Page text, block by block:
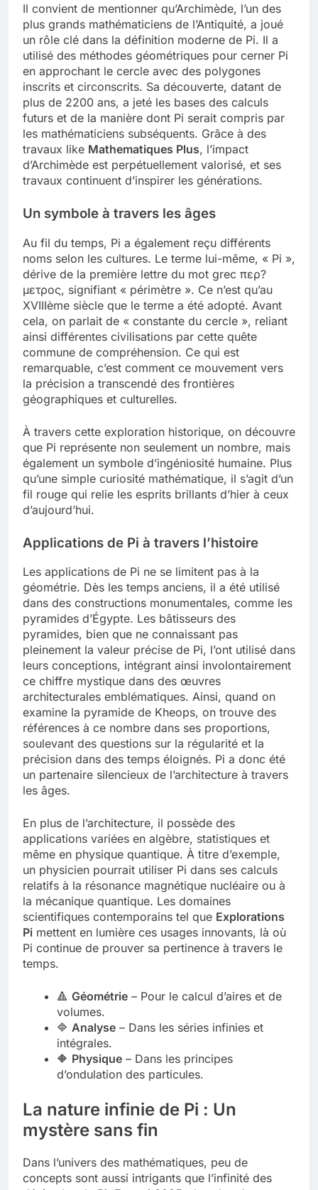
Il convient de mentionner qu’Archimède, l’un des
plus grands mathématiciens de l’Antiquité, a joué
un rôle clé dans la définition moderne de Pi. Il a
utilisé des méthodes géométriques pour cerner Pi
en approchant le cercle avec des polygones
inscrits et circonscrits. Sa découverte, datant de
plus de 2200 ans, a jeté les bases des calculs
futurs et de la manière dont Pi serait compris par
les mathématiciens subséquents. Grâce à des
travaux like Mathematiques Plus, l’impact
d’Archimède est perpétuellement valorisé, et ses
travaux continuent d’inspirer les générations.
Un symbole à travers les âges
Au fil du temps, Pi a également reçu différents
noms selon les cultures. Le terme lui-même, « Pi »,
dérive de la première lettre du mot grec περ?
μετρος, signifiant « périmètre ». Ce n’est qu’au
XVIIIème siècle que le terme a été adopté. Avant
cela, on parlait de « constante du cercle », reliant
ainsi différentes civilisations par cette quête
commune de compréhension. Ce qui est
remarquable, c’est comment ce mouvement vers
la précision a transcendé des frontières
géographiques et culturelles.
À travers cette exploration historique, on découvre
que Pi représente non seulement un nombre, mais
également un symbole d’ingéniosité humaine. Plus
qu’une simple curiosité mathématique, il s’agit d’un
fil rouge qui relie les esprits brillants d’hier à ceux
d’aujourd’hui.
Applications de Pi à travers l’histoire
Les applications de Pi ne se limitent pas à la
géométrie. Dès les temps anciens, il a été utilisé
dans des constructions monumentales, comme les
pyramides d’Égypte. Les bâtisseurs des
pyramides, bien que ne connaissant pas
pleinement la valeur précise de Pi, l’ont utilisé dans
leurs conceptions, intégrant ainsi involontairement
ce chiffre mystique dans des œuvres
architecturales emblématiques. Ainsi, quand on
examine la pyramide de Kheops, on trouve des
références à ce nombre dans ses proportions,
soulevant des questions sur la régularité et la
précision dans des temps éloignés. Pi a donc été
un partenaire silencieux de l’architecture à travers
les âges.
En plus de l’architecture, il possède des
applications variées en algèbre, statistiques et
même en physique quantique. À titre d’exemple,
un physicien pourrait utiliser Pi dans ses calculs
relatifs à la résonance magnétique nucléaire ou à
la mécanique quantique. Les domaines
scientifiques contemporains tel que Explorations
Pi mettent en lumière ces usages innovants, là où
Pi continue de prouver sa pertinence à travers le
temps.
🔺 Géométrie – Pour le calcul d’aires et de
volumes.
🔷 Analyse – Dans les séries infinies et
intégrales.
🔶 Physique – Dans les principes
d’ondulation des particules.
La nature infinie de Pi : Un
mystère sans fin
Dans l’univers des mathématiques, peu de
concepts sont aussi intrigants que l’infinité des